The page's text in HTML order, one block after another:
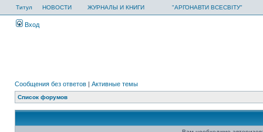
Титул НОВОСТИ ЖУРНАЛЫ И КНИГИ "АРГОНАВТИ ВСЕСВІТУ"
Вход
Сообщения без ответов | Активные темы
Список форумов